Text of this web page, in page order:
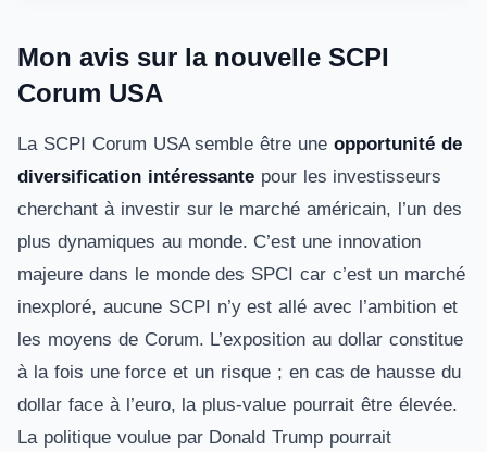
Mon avis sur la nouvelle SCPI
Corum USA
La SCPI Corum USA semble être une opportunité de
diversification intéressantepour les investisseurs
cherchant à investir sur le marché américain, l’un des
plus dynamiques au monde. C’est une innovation
majeure dans le monde des SPCI car c’est un marché
inexploré, aucune SCPI n’y est allé avec l’ambition et
les moyens de Corum. L’exposition au dollar constitue
à la fois une force et un risque ; en cas de hausse du
dollar face à l’euro, la plus-value pourrait être élevée.
La politique voulue par Donald Trump pourrait